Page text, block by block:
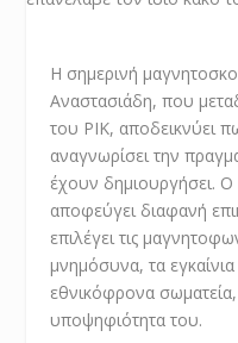
Η σημερινή
Αναστασιάδη, που
του ΡΙΚ, αποδεικνύει
αναγνωρίσει την
έχουν δημιουργήσει. Ο
αποφεύγει διαφανή
επιλέγει τις
μνημόσυνα, τα
εθνικόφρονα
υποψηφιότητα του.